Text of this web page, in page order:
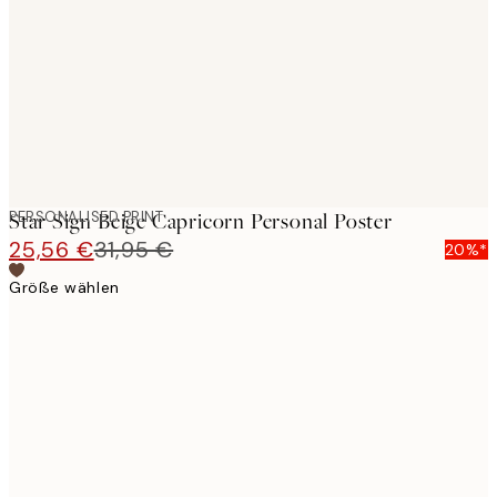
PERSONALISED PRINT
Star Sign Beige Capricorn Personal Poster
25,56 €31,95 €
20%*
Größe wählen